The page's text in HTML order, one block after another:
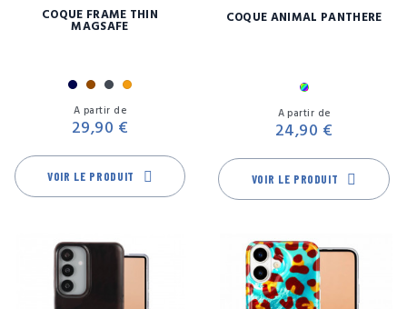
COQUE FRAME THIN
MAGSAFE
Marine
Marron
NoirOrange
A partir de
29,90 €
VOIR LE PRODUIT
COQUE ANIMAL PANTHÈRE
Multicolore
A partir de
24,90 €
VOIR LE PRODUIT